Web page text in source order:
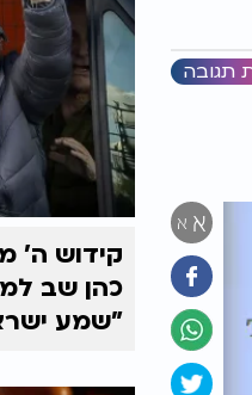
תגובה
א א
קידוש ה'
כהן שב
"שמע